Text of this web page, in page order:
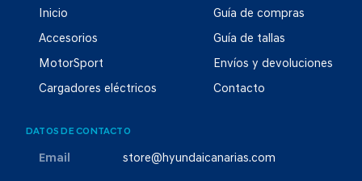
Inicio
Accesorios
MotorSport
Cargadores eléctricos
Guía de compras
Guía de tallas
Envíos y devoluciones
Contacto
DATOS DE CONTACTO
Email store@hyundaicanarias.com